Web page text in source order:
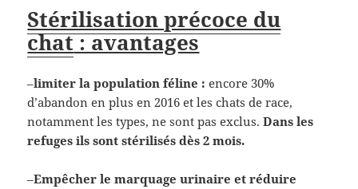
Stérilisation précoce du
chat: avantages
–limiter la population féline : encore 30%
d’abandon en plus en 2016 et les chats de race,
notamment les types, ne sont pas exclus.Dans les
refuges ils sont stérilisés dès 2 mois.
–Empêcher le marquage urinaire et réduire